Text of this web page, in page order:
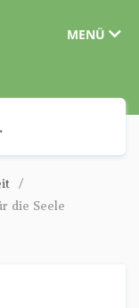
MENÜ
die Seele